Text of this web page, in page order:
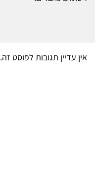
אין עדיין תגובות לפוסט זה.